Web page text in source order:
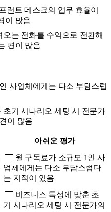
런트 데스크의 업무 효율이
이 많음
오는 전화를 수익으로 전환해
평이 많음
사업체에게는 다소 부담스럽
초기 시나리오 세팅 시 전문가
이 많음
아쉬운 평가
월 구독료가 소규모 1인 사
업체에게는 다소 부담스럽다
는 지적이 있음
비즈니스 특성에 맞춘 초
기 시나리오 세팅 시 전문가의